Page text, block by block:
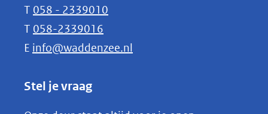
andere
website)
T 058 - 2339010
T 058-2339016
E info@waddenzee.nl
Stel je vraag